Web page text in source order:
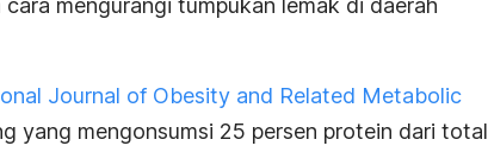
Journal of Obesity and Related Metabolic
yang mengonsumsi 25 persen protein dari total